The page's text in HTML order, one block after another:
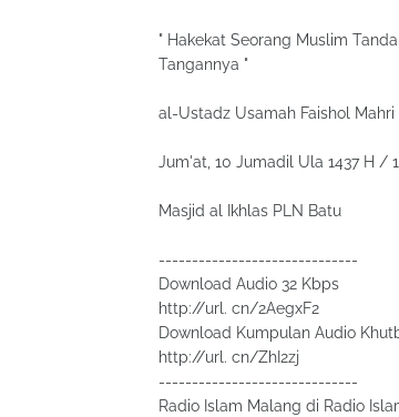
" Hakekat Seorang Muslim
Tangannya "
al-Ustadz Usamah Faishol Mahri
Jum'at, 10 Jumadil Ula 1437 H /
Masjid al Ikhlas PLN Batu
------------------------------
Download Audio 32 Kbps
http://url. cn/2AegxF2
Download Kumpulan Audio
http://url. cn/ZhI2zj
------------------------------
Radio Islam Malang di Radio